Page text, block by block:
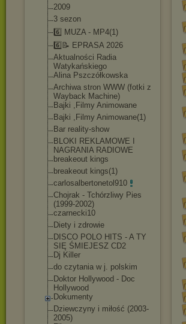
2009
3 sezon
6️⃣ MUZA - MP4(1)
6️⃣📝 EPRASA 2026
Aktualności Radia
Watykańskiego
Alina Pszczółkowska
Archiwa stron WWW (fotki z
Wayback Machine)
Bajki ,Filmy Animowane
Bajki ,Filmy Animowane(1)
Bar reality-show
BLOKI REKLAMOWE I
NAGRANIA RADIOWE
breakeout kings
breakeout kings(1)
carlosalbertoneto l910
Chojrak - Tchórzliwy Pies
(1999-2002)
czarnecki10
Diety i zdrowie
DISCO POLO HITS - A TY
SIĘ ŚMIEJESZ CD2
Dj Killer
do czytania w j. polskim
Doktor Hollywood - Doc
Hollywood
Dokumenty
Dziewczyny i miłość (2003-
2005)